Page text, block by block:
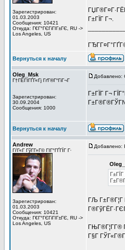
Зарегистрирован:
01.03.2003
Сообщения: 10421
Откуда: Г€Г°ГЄГіГІГ±ГЄ, RU ->
Los Angeles, US
Г±ГЇГ Г¬.
Вернуться к началу
Oleg_Msk
Г†ГЁГІГҐГ«Гј ГґГ®Г°ГіГ¬Г
Зарегистрирован:
30.09.2004
Сообщения: 1000
Добавлено:
Г±ГЇГ Г¬
Вернуться к началу
Andrew
ГѓГ«Г ГўГ­Г»Г© ГІГ°ГҐГЇГ Г·
Зарегистрирован:
01.03.2003
Сообщения: 10421
Откуда: Г€Г°ГЄГіГІГ±ГЄ, RU ->
Los Angeles, US
Добавлено:
ГЉ Г±Г®Г¦Г
ГЊГ®Г¦Г­Г®
Г§Г